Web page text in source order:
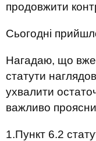
продовжити
Сьогодні
Нагадаю, що вже
статути
ухвалити
важливо
1.Пункт 6.2